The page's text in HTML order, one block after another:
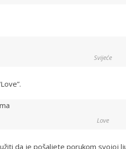
Svijeće
Love
da je pošaljete porukom svojoj